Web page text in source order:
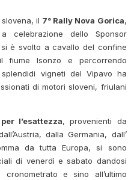
il 7° Rally Nova Gorica,
celebrazione dello Sponsor
è svolto a cavallo del confine
fiume Isonzo e percorrendo
vigneti del Vipavo ha
di motori sloveni, friulani
l’esattezza, provenienti da
dalla Germania, dall’
da tutta Europa, si sono
di venerdì e sabato dandosi
cronometrato e sino all’ultimo